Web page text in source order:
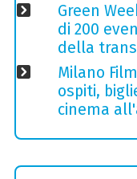
Green
di 200
della
Milano
ospiti,
cinema